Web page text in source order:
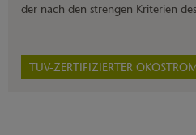
der nach den strengen Kriterien
TÜV-ZERTIFIZIERTER